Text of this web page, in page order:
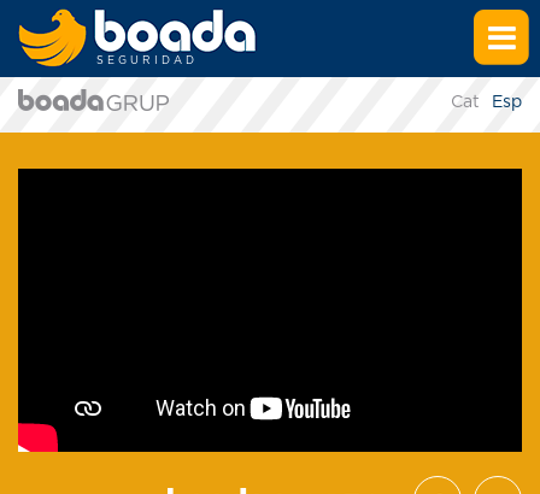
SEGURIDAD
Cat Esp